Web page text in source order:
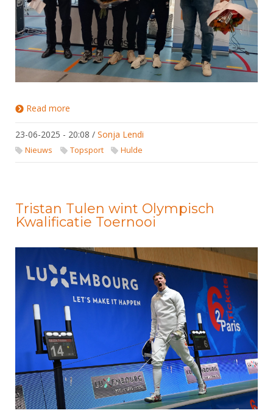
Read more
23-06-2025 - 20:08 / Sonja Lendi
Nieuws Topsport Hulde
Tristan Tulen wint Olympisch
Kwalificatie Toernooi